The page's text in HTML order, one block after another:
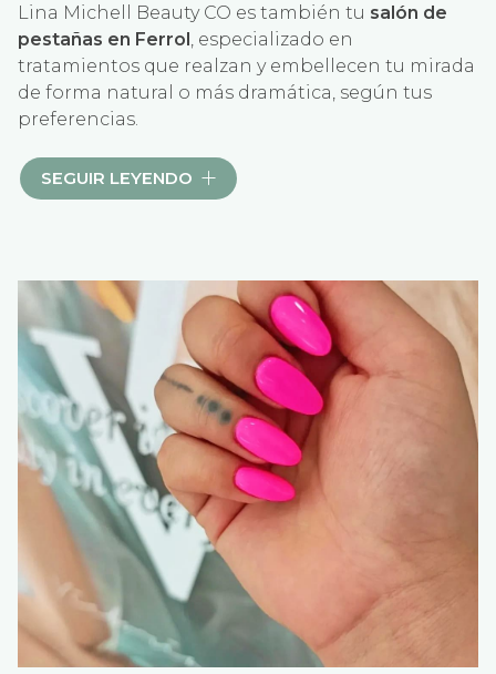
Lina Michell Beauty CO es también tu salón de
pestañas en Ferrol , especializado en
tratamientos que realzan y embellecen tu mirada
de forma natural o más dramática, según tus
preferencias.
Ofrecemos una completa gama de servicios para
tus pestañas. Desde ellifting y tinte de pestañas
quienes buscan volumen y curvatura:
volumen
ruso, extensiones híbridas y pelo a pelo
En Lina Michell Beauty CO, te ayudamos a
conseguir la mirada que siempre has soñado.
¡Visítanos y hazlo realidad!
SEGUIR LEYENDO